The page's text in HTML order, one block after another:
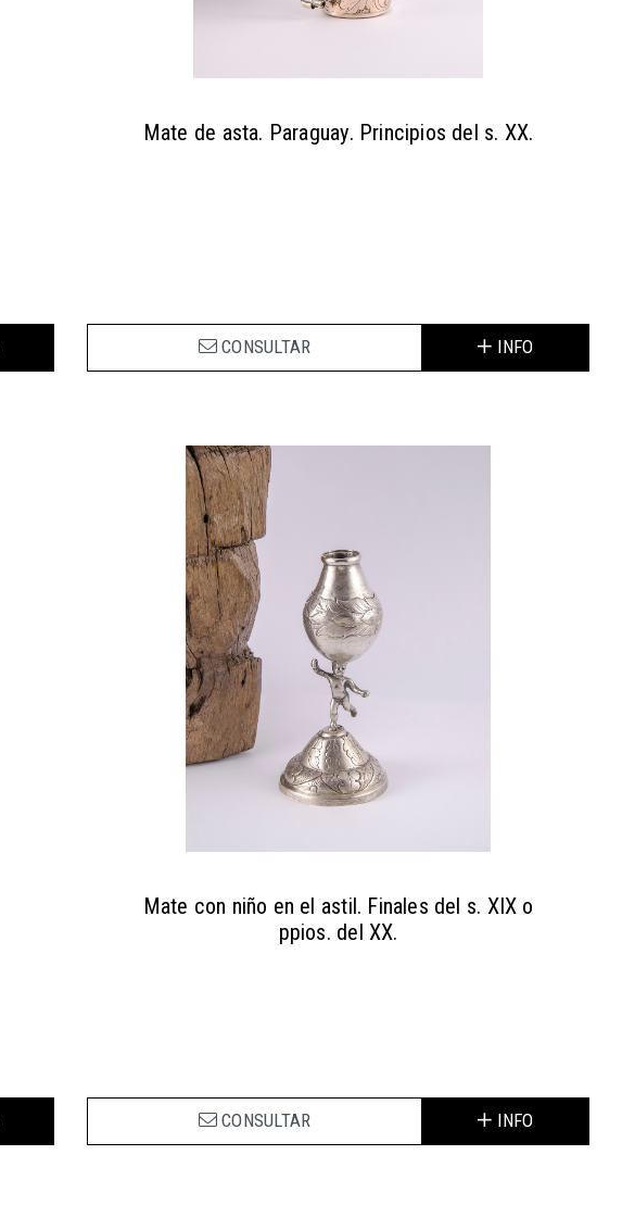
Mate de asta. Paraguay. Principios del s. XX.
CONSULTAR INFO
Mate con niño en el astil. Finales del s. XIX o
ppios. del XX.
CONSULTAR INFO